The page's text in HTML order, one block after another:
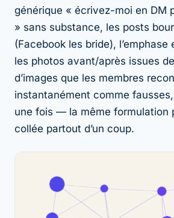
générique « écrivez-moi en DM
» sans substance, les posts
(Facebook les bride), l’emphase
les photos avant/après issues
d’images que les membres
instantanément comme
une fois — la même formulation
collée partout d’un coup.